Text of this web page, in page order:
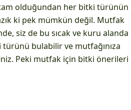
olduğundan her bitki türünün
ki pek mümkün değil. Mutfak
siz de bu sıcak ve kuru alanda
bulabilir ve mutfağınıza
Peki mutfak için bitki önerileri